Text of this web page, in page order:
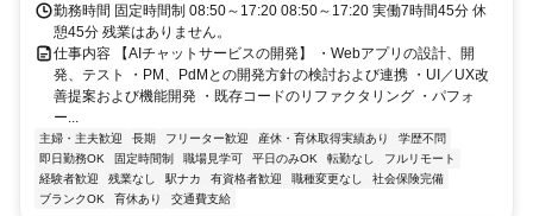
勤務時間 固定時間制 08:50～17:20 08:50～17:20 実働7時間45分 休
憩45分 残業はありません。
仕事内容 【AIチャットサービスの開発】 ・Webアプリの設計、開
発、テスト ・PM、PdMとの開発方針の検討および連携 ・UI／UX改
善提案および機能開発 ・既存コードのリファクタリング ・パフォ
ー...
主婦・主夫歓迎 長期 フリーター歓迎 産休・育休取得実績あり
学歴不問
即日勤務OK
固定時間制 職場見学可 平日のみOK 転勤なし
フルリモート
経験者歓迎
残業なし 駅ナカ 有資格者歓迎 職種変更なし
社会保険完備
ブランクOK
育休あり 交通費支給